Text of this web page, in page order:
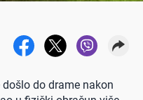
do drame nakon